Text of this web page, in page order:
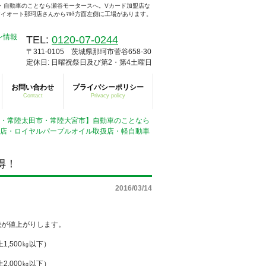
動車のことなら瀬谷モータースへ。Vカード加盟店な
ート那珂店さんからﾏﾙﾄ方面左側に工場があります。
TEL: 0120-07-0244
〒311-0105 茨城県那珂市菅谷658-30
定休日: 日曜祝祭日及び第2・第4土曜日
お問い合わせ
Contact
プライバシーポリシー
Privacy policy
常陸太田市・常陸大宮市】自動車のことなら
・ロイヤルパープルオイル取扱店・軽自動車
2016/03/14
値上がりします。
㎏以下）
㎏以下）